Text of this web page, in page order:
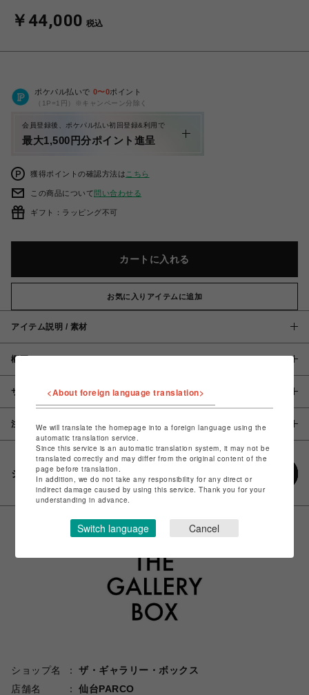
￥44,000 税込
ポケパル払いで 0〜0ポイント
（1P=1円）※キャンペーン分除く
会員登録後、ポケパル払い初回登録&利用で
最大1,500円分ポイント進呈
獲得ポイントの確認方法は こちら
この商品について問い合わせる
ギフト：ラッピング不可
カートに入れる
お気に入りアイテムに追加
アイテム説明 / 素材
概要
サイズ
注意事項
シェアする
ショップ名
ザ・ギャラリー・ボックス
店舗名
仙台PARCO
<About foreign language translation>
We will translate the homepage into a foreign language using the
automatic translation service.
Since this service is an automatic translation system, it may not be
translated correctly and may differ from the original content of the
page before translation.
In addition, we do not take any responsibility for any direct or
indirect damage caused by using this service. Thank you for your
understanding in advance.
Switch language Cancel